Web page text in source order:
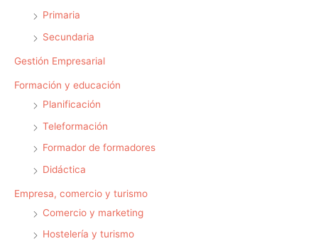
Primaria
Secundaria
Gestión Empresarial
Formación y educación
Planificación
Teleformación
Formador de formadores
Didáctica
Empresa, comercio y turismo
Comercio y marketing
Hostelería y turismo